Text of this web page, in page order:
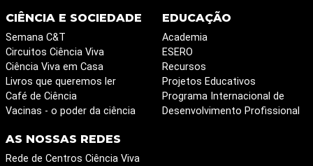
CIÊNCIA E SOCIEDADE
Semana C&T
Circuitos Ciência Viva
Ciência Viva em Casa
Livros que queremos ler
Café de Ciência
Vacinas - o poder da ciência
EDUCAÇÃO
Academia
ESERO
Recursos
Projetos Educativos
Programa Internacional de
Desenvolvimento Profissional
AS NOSSAS REDES
Rede de Centros Ciência Viva